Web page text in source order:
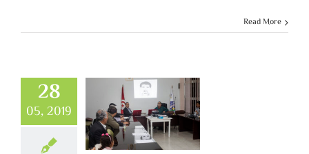
Read More
28
05, 2019
محاضرة:
التبَـادُل
الشّــامِل